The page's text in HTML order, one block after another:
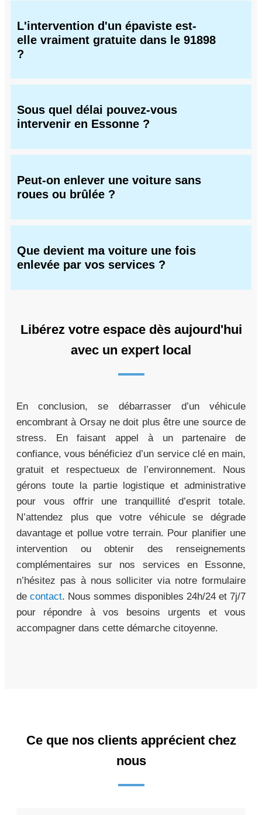
L'intervention d'un épaviste est-
elle vraiment gratuite dans le 91898
?
Sous quel délai pouvez-vous
intervenir en Essonne ?
Peut-on enlever une voiture sans
roues ou brûlée ?
Que devient ma voiture une fois
enlevée par vos services ?
Libérez votre espace dès aujourd'hui
avec un expert local
En conclusion, se débarrasser d’un véhicule
encombrant à Orsay ne doit plus être une source de
stress. En faisant appel à un partenaire de
confiance, vous bénéficiez d’un service clé en main,
gratuit et respectueux de l’environnement. Nous
gérons toute la partie logistique et administrative
pour vous offrir une tranquillité d’esprit totale.
N’attendez plus que votre véhicule se dégrade
davantage et pollue votre terrain. Pour planifier une
intervention ou obtenir des renseignements
complémentaires sur nos services en Essonne,
n’hésitez pas à nous solliciter via notre formulaire
decontact. Nous sommes disponibles 24h/24 et 7j/7
pour répondre à vos besoins urgents et vous
accompagner dans cette démarche citoyenne.
Ce que nos clients apprécient chez
nous